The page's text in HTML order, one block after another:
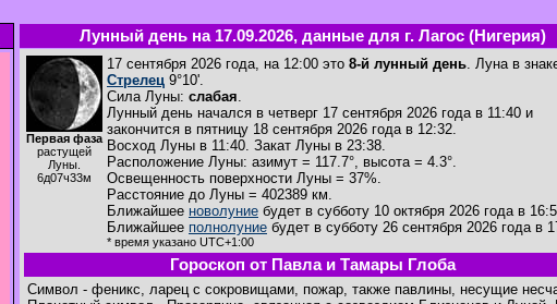
Лунный день на 17.09.2026, данные для г. Лагос (Нигерия)
Первая фаза
растущей
Луны.
6д07ч33м
17 сентября 2026 года, на 12:00 это 8-й лунный день. Луна в
Стрелец 9°10'.
Сила Луны: слабая.
Лунный день начался в четверг 17 сентября 2026 года в 11:40 и
закончится в пятницу 18 сентября 2026 года в 12:32.
Восход Луны в 11:40. Закат Луны в 23:38.
Расположение Луны: азимут = 117.7°, высота = 4.3°.
Освещенность поверхности Луны = 37%.
Расстояние до Луны = 402389 км.
Ближайшее новолуние будет в субботу 10 октября 2026 года в
Ближайшее полнолуние будет в субботу 26 сентября 2026 года в
* время указано UTC+1:00
Гороскоп от Павла и Тамары Глоба
Символ - феникс, ларец с сокровищами, пожар, также павлины, несущие